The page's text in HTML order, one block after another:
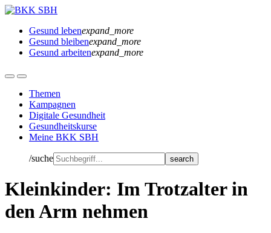
Gesund lebenexpand_more
Gesund bleibenexpand_more
Gesund arbeitenexpand_more
Themen
Kampagnen
Digitale Gesundheit
Gesundheitskurse
Meine BKK SBH
/suche
Kleinkinder: Im Trotzalter in
den Arm nehmen